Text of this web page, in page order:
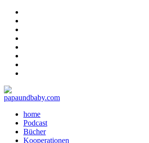
home
Podcast
Bücher
Kooperationen